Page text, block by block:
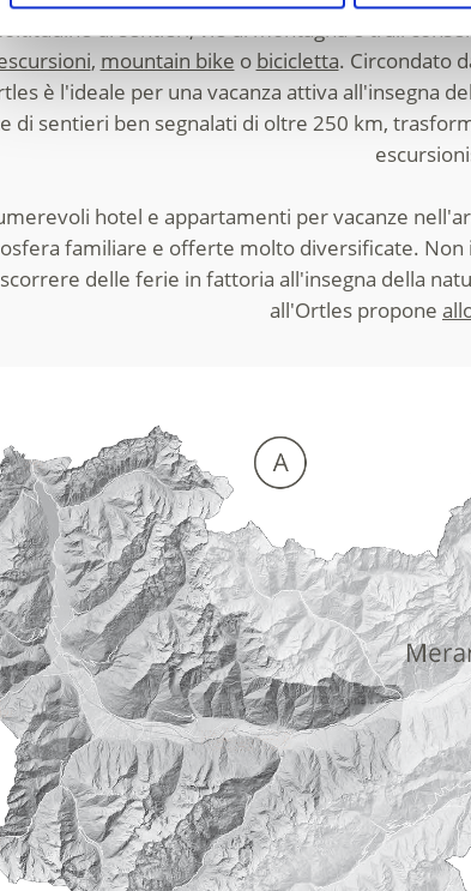
di sentieri, vie di montagna e trail
, mountain bike o bicicletta. Circondato
è l'ideale per una vacanza attiva all'insegna
di sentieri ben segnalati di oltre 250 km,
hotel e appartamenti per vacanze
familiare e offerte molto diversificate.
delle ferie in fattoria all'insegna della
all'Ortles propone